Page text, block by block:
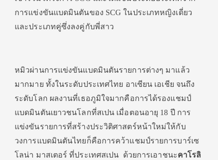
การแข่งขันแบดมินตันของ SCG ในประเภทหญิงเดี่ยว
และประเภทคู่ซึ่งลงคู่กับพี่สาว
หมิวผ่านการแข่งขันแบดมินตันรายการต่างๆ มาแล้ว
มากมาย ทั้งในระดับประเทศไทย อาเซียน เอเชีย จนถึง
ระดับโลก ผลงานที่เธอภูมิใจมากคือการได้รองแชมป์
แบดมินตันเยาวชนโลกที่สเปน เมื่อตอนอายุ 18 ปี การ
แข่งขันรายการที่สร้างประวิติศาสตร์หน้าใหม่ให้กับ
วงการแบดมินตันไทยก็คือการคว้าแชมป์รายการบาร์เซ
โลน่า มาสเตอร์ ที่ประเทศสเปน ด้วยการเอาชนะคาโรลิ